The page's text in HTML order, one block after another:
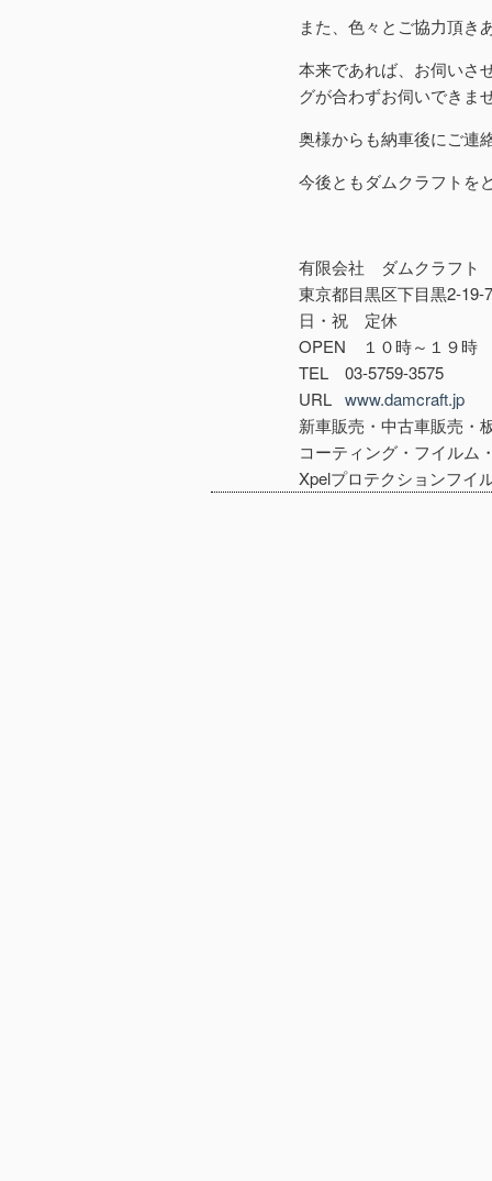
また、色々とご協力頂き
本来であれば、お伺いさ
グが合わずお伺いできま
奥様からも納車後にご連
今後ともダムクラフトを
有限会社 ダムクラフト
東京都目黒区下目黒2-
日・祝 定休
OPEN １０時～１９時
TEL 03-5759-3575
URL www.damcraft.jp
新車販売・中古車販売・
コーティング・フイルム
Xpelプロテクションフ